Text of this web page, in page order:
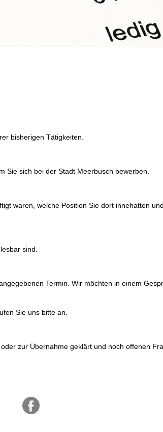
bisherigen Tätigkeiten.
Sie sich bei der Stadt Meerbusch bewerben.
waren, welche Position Sie dort innehatten
sind.
Termin. Wir möchten in einem
Sie uns bitte an.
zur Übernahme geklärt und noch offenen